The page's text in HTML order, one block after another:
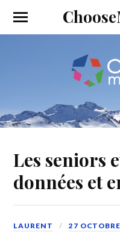
Les seniors
données et
LAURENT 27